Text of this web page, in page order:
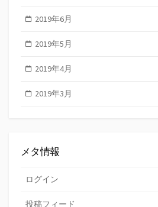
2019年6月
2019年5月
2019年4月
2019年3月
メタ情報
ログイン
投稿フィード